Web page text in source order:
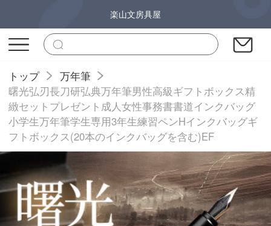
楽山文房具屋
トップ
万年筆
曙光弘刃長刀研弘典万年筆男性高級ギフトボックス精
緻セットプレゼント成人女性事務書書道インクバッグ
小学生万年筆学生専用3年生練習ペンHインクバッグギ
フトボックス(20本のインクバッグを含む)EF